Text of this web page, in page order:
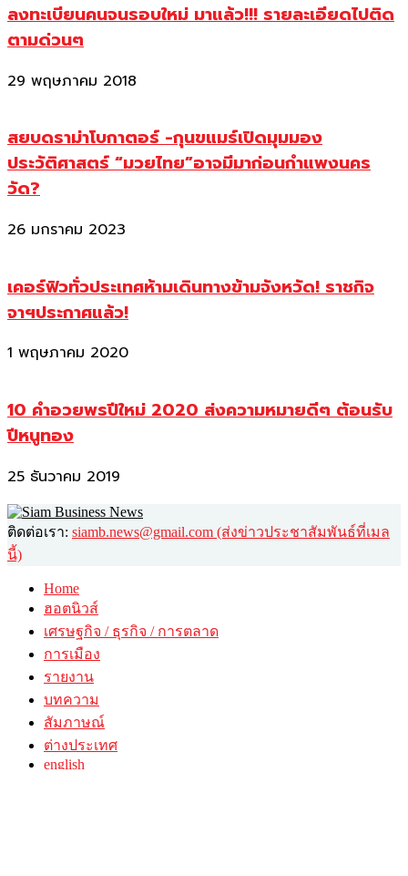
ลงทะเบียนคนจนรอบใหม่ มาแล้ว!!! รายละเอียดไปติด
ตามด่วนๆ
29 พฤษภาคม 2018
สยบดราม่าโบกาตอร์ -กุนขแมร์เปิดมุมมอง
ประวัติศาสตร์ “มวยไทย”อาจมีมาก่อนกำแพงนคร
วัด?
26 มกราคม 2023
เคอร์ฟิวทั่วประเทศห้ามเดินทางข้ามจังหวัด! ราชกิจ
จาฯประกาศแล้ว!
1 พฤษภาคม 2020
10 คำอวยพรปีใหม่ 2020 ส่งความหมายดีๆ ต้อนรับ
ปีหนูทอง
25 ธันวาคม 2019
ติดต่อเรา: siamb.news@gmail.com (ส่งข่าวประชาสัมพันธ์ที่เมล
นี้)
Home
ฮอตนิวส์
เศรษฐกิจ / ธุรกิจ / การตลาด
การเมือง
รายงาน
บทความ
สัมภาษณ์
ต่างประเทศ
english